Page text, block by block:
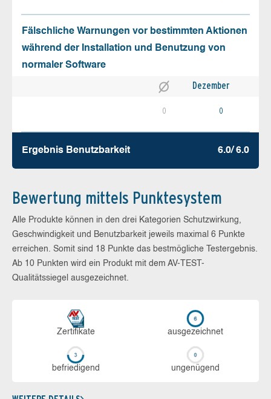
Fälschliche Warnungen vor bestimmten Aktionen
während der Installation und Benutzung von
normaler Software
Dezember
0 0
Ergebnis Benutz­barkeit 6.0/ 6.0
Bewertung mittels Punktesystem
Alle Produkte können in den drei Kategorien Schutzwirkung,
Geschwindigkeit und Benutzbarkeit jeweils maximal 6 Punkte
erreichen. Somit sind 18 Punkte das bestmögliche Testergebnis.
Ab 10 Punkten wird ein Produkt mit dem AV-TEST-
Qualitätssiegel ausgezeichnet.
Zerti­fikate aus­ge­zeich­net
be­frie­di­gend un­ge­nü­gend